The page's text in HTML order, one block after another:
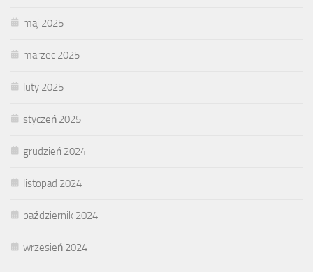
maj 2025
marzec 2025
luty 2025
styczeń 2025
grudzień 2024
listopad 2024
październik 2024
wrzesień 2024